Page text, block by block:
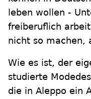
leben wollen -
freiberuflich
nicht so machen,
Wie es ist, der
studierte
die in Aleppo ein